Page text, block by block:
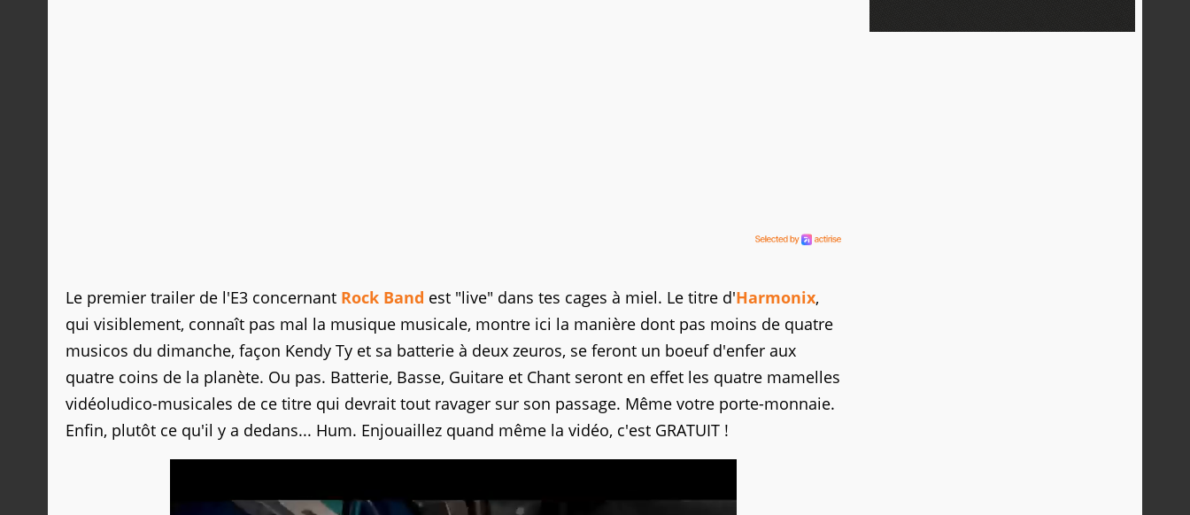
Le premier trailer de l'E3 concernant Rock Band est "live" dans tes cages à miel. Le titre d'Harmonix,
qui visiblement, connaît pas mal la musique musicale, montre ici la manière dont pas moins de quatre
musicos du dimanche, façon Kendy Ty et sa batterie à deux zeuros, se feront un boeuf d'enfer aux
quatre coins de la planète. Ou pas. Batterie, Basse, Guitare et Chant seront en effet les quatre mamelles
vidéoludico-musicales de ce titre qui devrait tout ravager sur son passage. Même votre porte-monnaie.
Enfin, plutôt ce qu'il y a dedans... Hum. Enjouaillez quand même la vidéo, c'est GRATUIT !